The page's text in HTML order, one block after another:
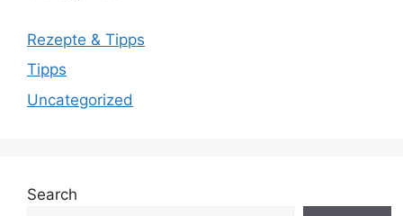
Rezepte & Tipps
Tipps
Uncategorized
Search